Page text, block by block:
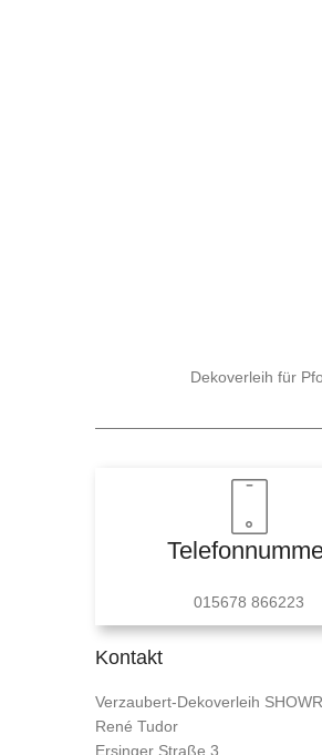
Dekoverleih für
015678 866223
Kontakt
Verzaubert-Dekoverleih
René Tudor
Ersinger Straße 3